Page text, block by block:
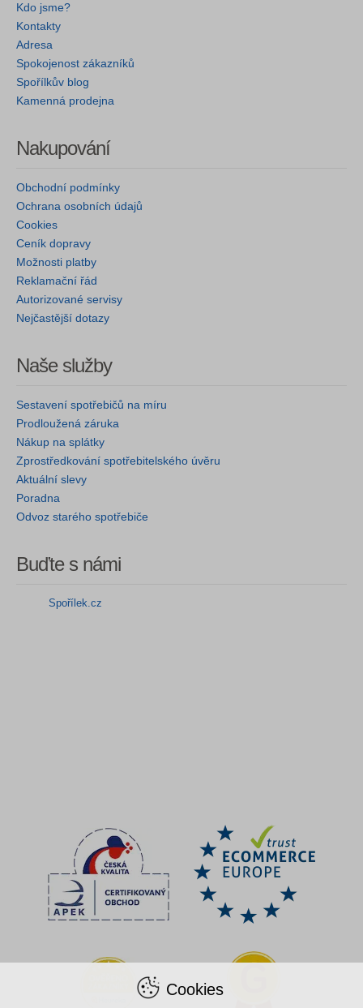
Kdo jsme?
Kontakty
Adresa
Spokojenost zákazníků
Spořílkův blog
Kamenná prodejna
Nakupování
Obchodní podmínky
Ochrana osobních údajů
Cookies
Ceník dopravy
Možnosti platby
Reklamační řád
Autorizované servisy
Nejčastější dotazy
Naše služby
Sestavení spotřebičů na míru
Prodloužená záruka
Nákup na splátky
Zprostředkování spotřebitelského úvěru
Aktuální slevy
Poradna
Odvoz starého spotřebiče
Buďte s námi
Spořílek.cz
Cookies